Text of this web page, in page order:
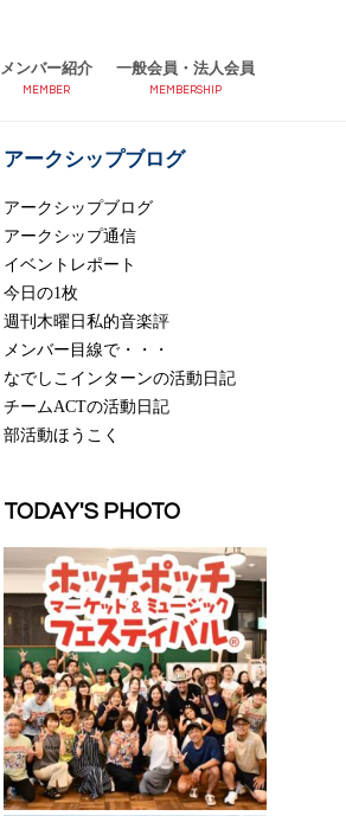
メンバー紹介
MEMBER
一般会員・法人会員
MEMBERSHIP
アークシップブログ
アークシップブログ
アークシップ通信
イベントレポート
今日の1枚
週刊木曜日私的音楽評
メンバー目線で・・・
なでしこインターンの活動日記
チームACTの活動日記
部活動ほうこく
TODAY'S PHOTO